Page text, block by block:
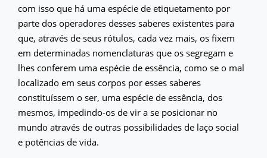
com isso que há uma espécie de etiquetamento por
parte dos operadores desses saberes existentes para
que, através de seus rótulos, cada vez mais, os fixem
em determinadas nomenclaturas que os segregam e
lhes conferem uma espécie de essência, como se o mal
localizado em seus corpos por esses saberes
constituíssem o ser, uma espécie de essência, dos
mesmos, impedindo-os de vir a se posicionar no
mundo através de outras possibilidades de laço social
e potências de vida.